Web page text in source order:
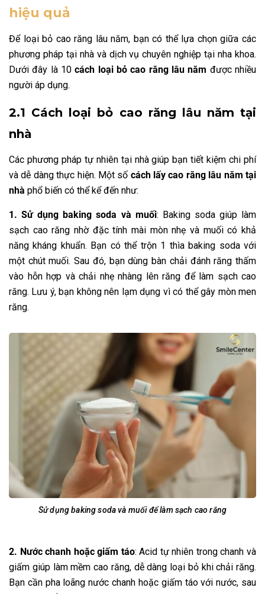
hiệu quả
Để loại bỏ cao răng lâu năm, bạn có thể lựa chọn giữa các
phương pháp tại nhà và dịch vụ chuyên nghiệp tại nha khoa.
Dưới đây là 10cách loại bỏ cao răng lâu năm được nhiều
người áp dụng.
2.1 Cách loại bỏ cao răng lâu năm tại
nhà
Các phương pháp tự nhiên tại nhà giúp bạn tiết kiệm chi phí
và dễ dàng thực hiện. Một số cách lấy cao răng lâu năm tại
nhà phổ biến có thể kể đến như:
1. Sử dụng baking soda và muối: Baking soda giúp làm
sạch cao răng nhờ đặc tính mài mòn nhẹ và muối có khả
năng kháng khuẩn. Bạn có thể trộn 1 thìa baking soda với
một chút muối. Sau đó, bạn dùng bàn chải đánh răng thấm
vào hỗn hợp và chải nhẹ nhàng lên răng để làm sạch cao
răng. Lưu ý, bạn không nên lạm dụng vì có thể gây mòn men
răng.
Sử dụng baking soda và muối để làm sạch cao răng
2. Nước chanh hoặc giấm táo: Acid tự nhiên trong chanh và
giấm giúp làm mềm cao răng, dễ dàng loại bỏ khi chải răng.
Bạn cần pha loãng nước chanh hoặc giấm táo với nước, sau